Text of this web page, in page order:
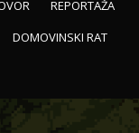
REPORTAŽA
DOMOVINSKI RAT